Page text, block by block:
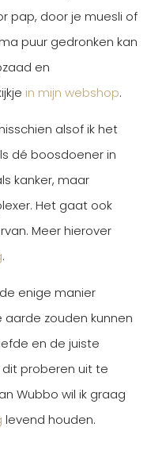
pap, door je muesli of
puur gedronken kan
en
in mijn webshop.
alsof ik het
dé boosdoener in
kanker, maar
Het gaat ook
Meer hierover
.
enige manier
zouden kunnen
en de juiste
proberen uit te
Wubbo wil ik graag
levend houden.